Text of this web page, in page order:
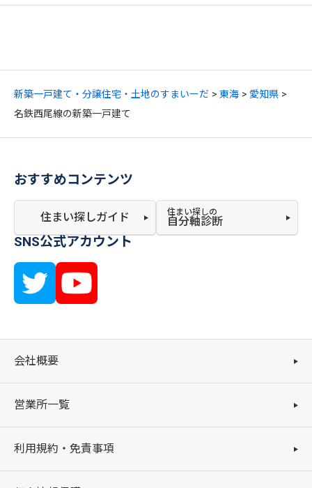
新築一戸建て・分譲住宅・土地のすまいーだ 東海
愛知県
名鉄西尾線の新築一戸建て
おすすめコンテンツ
住まい探しガイド 住まい探しの
自分軸診断
SNS公式アカウント
会社概要
営業所一覧
利用規約・免責事項